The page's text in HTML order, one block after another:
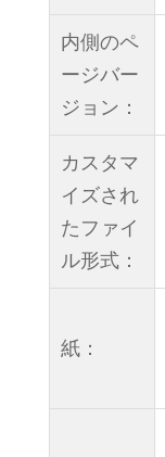
内側のペ
ージバー
ジョン：
カスタマ
イズされ
たファイ
ル形式：
紙：